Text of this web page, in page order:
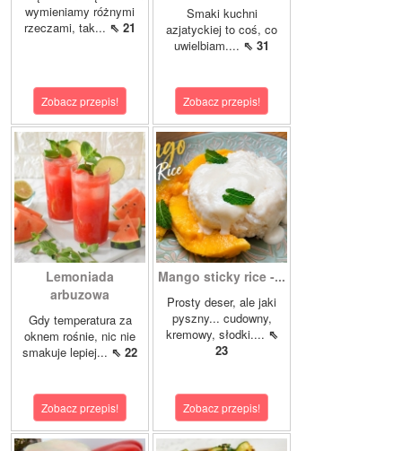
wymieniamy różnymi
rzeczami, tak... ⇖ 21
Zobacz przepis!
Smaki kuchni
azjatyckiej to coś, co
uwielbiam.... ⇖ 31
Zobacz przepis!
Lemoniada
arbuzowa
Gdy temperatura za
oknem rośnie, nic nie
smakuje lepiej... ⇖ 22
Zobacz przepis!
Mango sticky rice -...
Prosty deser, ale jaki
pyszny... cudowny,
kremowy, słodki.... ⇖
23
Zobacz przepis!